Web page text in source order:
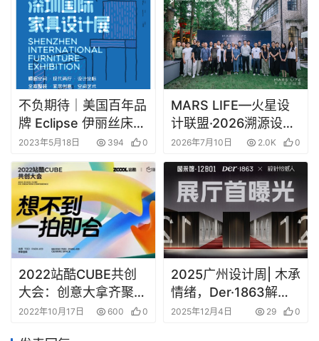
不负期待｜美国百年品
牌 Eclipse 伊丽丝床垫
即将亮相 ——深圳时
尚家居设计周
2023年5月18日 394 0
MARS LIFE—火星设
计联盟·2026溯源设计
之旅（上海站），圆满
落幕！
2026年7月10日 2.0K 0
2022站酷CUBE共创
大会：创意大拿齐聚
解读共创赋能商业新模
2022年10月17日 600 0
2025广州设计周| 木承
情绪，Der·1863解构
家的十二重肌理
2025年12月4日 29 0